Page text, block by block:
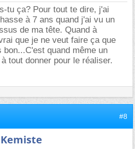
tu ça? Pour tout te dire, j'ai
à 7 ans quand j'ai vu un
de ma tête. Quand à
que je ne veut faire ça que
quand même un
tout donner pour le réaliser.
#8
Kemiste